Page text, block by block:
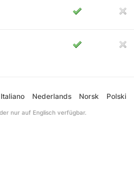
Italiano Nederlands Norsk Polski
nur auf Englisch verfügbar.